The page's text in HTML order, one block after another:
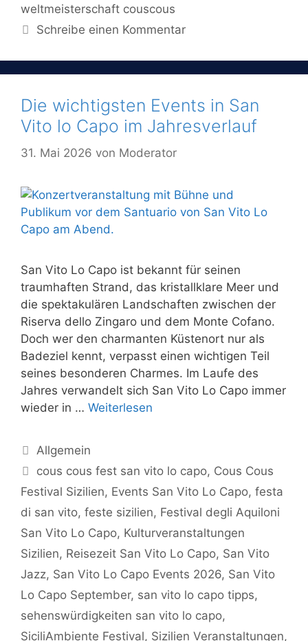
weltmeisterschaft couscous
Schreibe einen Kommentar
Die wichtigsten Events in San
Vito lo Capo im Jahresverlauf
31. Mai 2026 von Moderator
San Vito Lo Capo ist bekannt für seinen
traumhaften Strand, das kristallklare Meer und
die spektakulären Landschaften zwischen der
Riserva dello Zingaro und dem Monte Cofano.
Doch wer den charmanten Küstenort nur als
Badeziel kennt, verpasst einen wichtigen Teil
seines besonderen Charmes. Im Laufe des
Jahres verwandelt sich San Vito Lo Capo immer
wieder in … Weiterlesen
Kategorien
Allgemein
Schlagwörter
cous cous fest san vito lo capo, Cous Cous
Festival Sizilien, Events San Vito Lo Capo, festa
di san vito, feste sizilien, Festival degli Aquiloni
San Vito Lo Capo, Kulturveranstaltungen
Sizilien, Reisezeit San Vito Lo Capo, San Vito
Jazz, San Vito Lo Capo Events 2026, San Vito
Lo Capo September, san vito lo capo tipps,
sehenswürdigkeiten san vito lo capo,
SiciliAmbiente Festival, Sizilien Veranstaltungen,